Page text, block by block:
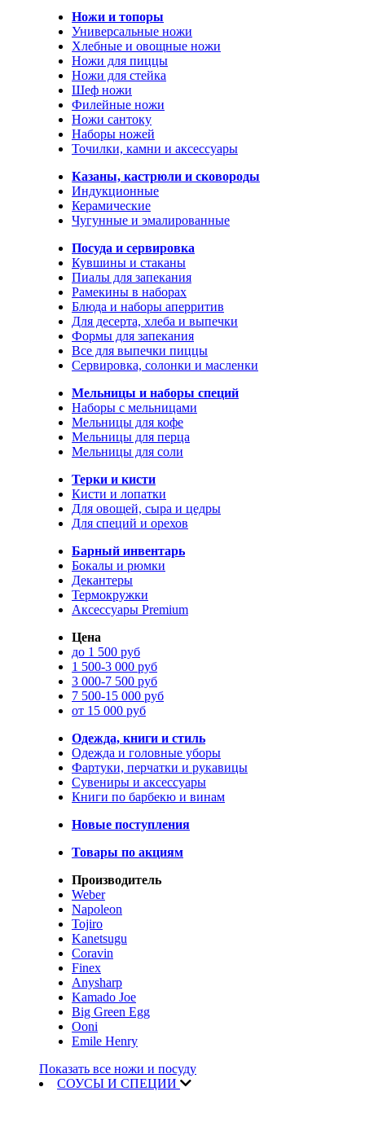
Ножи и топоры
Универсальные ножи
Хлебные и овощные ножи
Ножи для пиццы
Ножи для стейка
Шеф ножи
Филейные ножи
Ножи сантоку
Наборы ножей
Точилки, камни и аксессуары
Казаны, кастрюли и сковороды
Индукционные
Керамические
Чугунные и эмалированные
Посуда и сервировка
Кувшины и стаканы
Пиалы для запекания
Рамекины в наборах
Блюда и наборы аперритив
Для десерта, хлеба и выпечки
Формы для запекания
Все для выпечки пиццы
Сервировка, солонки и масленки
Мельницы и наборы специй
Наборы с мельницами
Мельницы для кофе
Мельницы для перца
Мельницы для соли
Терки и кисти
Кисти и лопатки
Для овощей, сыра и цедры
Для специй и орехов
Барный инвентарь
Бокалы и рюмки
Декантеры
Термокружки
Аксессуары Premium
Цена
до 1 500 руб
1 500-3 000 руб
3 000-7 500 руб
7 500-15 000 руб
от 15 000 руб
Одежда, книги и стиль
Одежда и головные уборы
Фартуки, перчатки и рукавицы
Сувениры и аксессуары
Книги по барбекю и винам
Новые поступления
Товары по акциям
Производитель
Weber
Napoleon
Tojiro
Kanetsugu
Coravin
Finex
Anysharp
Kamado Joe
Big Green Egg
Ooni
Emile Henry
Показать все ножи и посуду
СОУСЫ И СПЕЦИИ